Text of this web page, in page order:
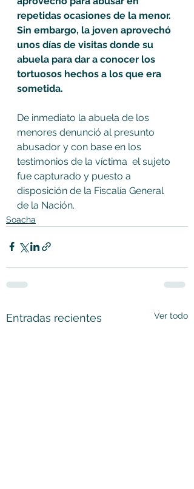
repetidas ocasiones de la menor.
Sin embargo, la joven aprovechó
unos días de visitas donde su
abuela para dar a conocer los
tortuosos hechos a los que era
sometida.
De inmediato la abuela de los
menores denunció al presunto
abusador y con base en los
testimonios de la víctima  el sujeto
fue capturado y puesto a
disposición de la Fiscalía General
de la Nación.
Soacha
Entradas recientes Ver todo